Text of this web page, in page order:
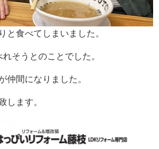
と食べてしまいました。
そうとのことでした。
仲間になりました。
します。